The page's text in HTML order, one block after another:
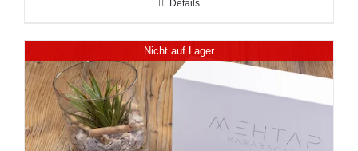
Details
Nicht auf Lager